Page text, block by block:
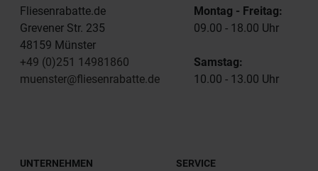
Fliesenrabatte.de
Grevener Str. 235
48159 Münster
+49 (0)251 14981860
muenster@fliesenrabatte.de
Montag - Freitag:
09.00 - 18.00 Uhr
Samstag:
10.00 - 13.00 Uhr
UNTERNEHMEN SERVICE